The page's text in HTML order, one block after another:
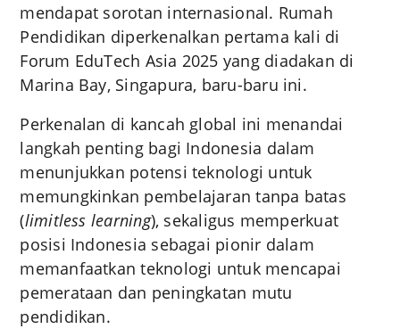
mendapat sorotan internasional. Rumah
Pendidikan diperkenalkan pertama kali di
Forum EduTech Asia 2025 yang diadakan di
Marina Bay, Singapura, baru-baru ini.
Perkenalan di kancah global ini menandai
langkah penting bagi Indonesia dalam
menunjukkan potensi teknologi untuk
memungkinkan pembelajaran tanpa batas
(limitless learning), sekaligus memperkuat
posisi Indonesia sebagai pionir dalam
memanfaatkan teknologi untuk mencapai
pemerataan dan peningkatan mutu
pendidikan.